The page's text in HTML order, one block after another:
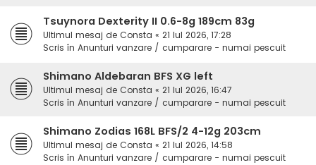
Tsuynora Dexterity II 0.6-8g 189cm 83g
Ultimul mesaj de Consta « 21 Iul 2026, 17:28
Scris în Anunturi vanzare / cumparare - numai pescuit
Shimano Aldebaran BFS XG left
Ultimul mesaj de Consta « 21 Iul 2026, 16:47
Scris în Anunturi vanzare / cumparare - numai pescuit
Shimano Zodias 168L BFS/2 4-12g 203cm
Ultimul mesaj de Consta « 21 Iul 2026, 14:58
Scris în Anunturi vanzare / cumparare - numai pescuit